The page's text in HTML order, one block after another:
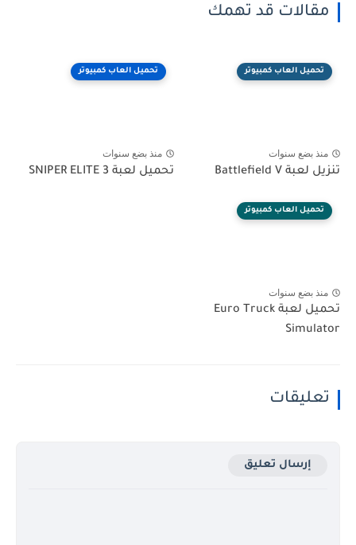
مقالات قد تهمك
تحميل العاب كمبيوتر
منذ بضع سنوات
تنزيل لعبة Battlefield V
تحميل العاب كمبيوتر
منذ بضع سنوات
تحميل لعبة SNIPER ELITE 3
تحميل العاب كمبيوتر
منذ بضع سنوات
تحميل لعبة Euro Truck
Simulator
تعليقات
إرسال تعليق